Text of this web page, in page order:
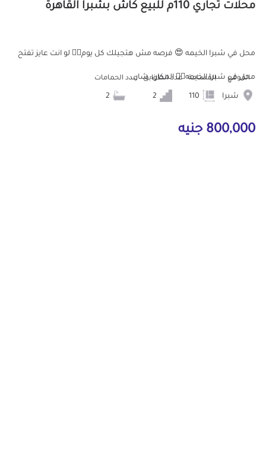
محلات تجاري 110م للبيع كاش بشبرا القاهرة
محل في شبرا الخيمه 😍 فرصه مش هتجيلك كل يوم👌🏻 لو انت عايز تفتح
محل في شبرا الخيمه👌🏻 المكان: شار...
الموقع
شبرا
المساحة عدد الطوابق عدد الحمامات
800,000 جنيه